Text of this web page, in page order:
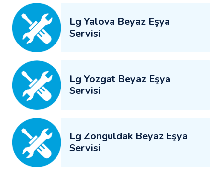
Lg Yalova Beyaz Eşya
Servisi
Lg Yozgat Beyaz Eşya
Servisi
Lg Zonguldak Beyaz Eşya
Servisi